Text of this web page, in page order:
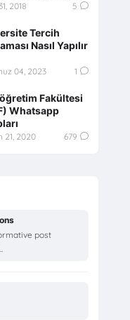
2018 5
Tercih
Nasıl Yapılır
04, 2023 1
Fakültesi
Whatsapp
21, 2020 679
post